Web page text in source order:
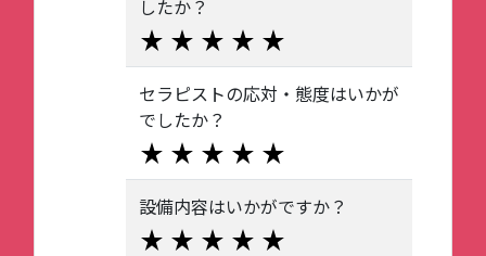
したか？
セラピストの応対・態度はいかが
でしたか？
設備内容はいかがですか？